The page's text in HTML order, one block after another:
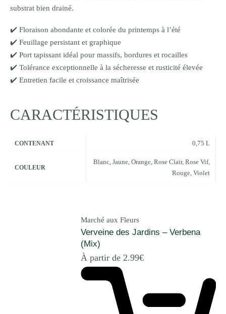
substrat bien drainé.
✔️ Floraison abondante et colorée du printemps à l’été
✔️ Feuillage persistant et graphique
✔️ Port tapissant idéal pour massifs, bordures et rocailles
✔️ Tolérance exceptionnelle à la sécheresse et rusticité élevée
✔️ Entretien facile et croissance maîtrisée
CARACTÉRISTIQUES
CONTENANT 0,75 L
COULEUR
Blanc, Jaune, Orange, Rose Clair, Rose Vif,
Rouge, Violet
Marché aux Fleurs
Verveine des Jardins – Verbena
(Mix)
À partir de 2.99€